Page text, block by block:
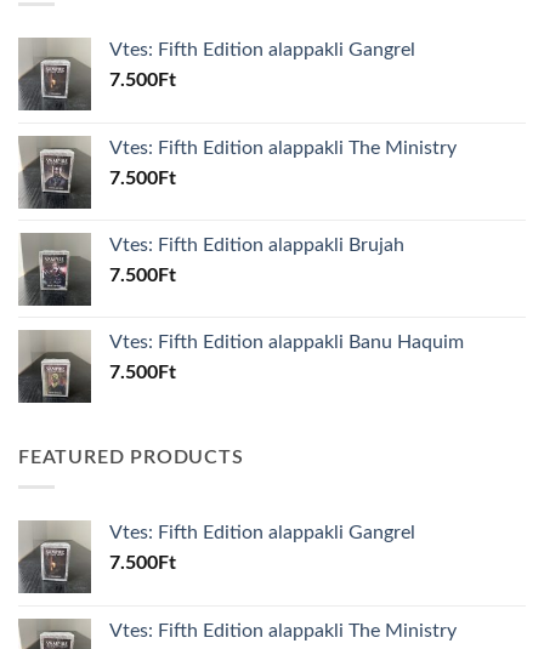
Vtes: Fifth Edition alappakli Gangrel
7.500Ft
Vtes: Fifth Edition alappakli The Ministry
7.500Ft
Vtes: Fifth Edition alappakli Brujah
7.500Ft
Vtes: Fifth Edition alappakli Banu Haquim
7.500Ft
FEATURED PRODUCTS
Vtes: Fifth Edition alappakli Gangrel
7.500Ft
Vtes: Fifth Edition alappakli The Ministry